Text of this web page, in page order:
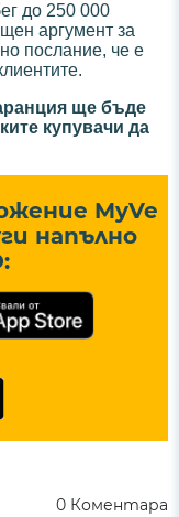
до 250 000
аргумент за
послание, че е
ще бъде
купувачи да
MyVe
напълно
0 Коментара